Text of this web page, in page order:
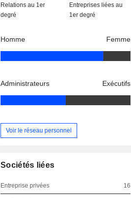
Relations au 1er
degré
Entreprises liées au
1er degré
Homme Femme
Administrateurs Exécutifs
Voir le réseau personnel
Sociétés liées
Entreprise privées 16